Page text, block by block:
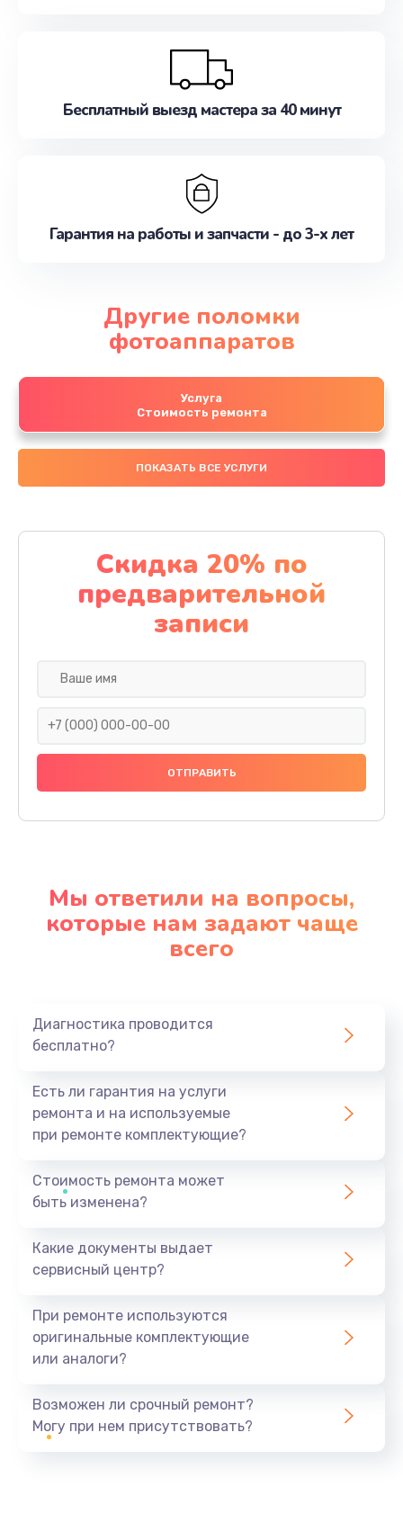
Бесплатный выезд мастера за 40 минут
Гарантия на работы и запчасти - до 3-х лет
Другие поломки
фотоаппаратов
Услуга
Стоимость ремонта
ПОКАЗАТЬ ВСЕ УСЛУГИ
Скидка 20% по
предварительной
записи
Мы ответили на вопросы,
которые нам задают чаще
всего
Диагностика проводится
бесплатно?
Есть ли гарантия на услуги
ремонта и на используемые
при ремонте комплектующие?
Стоимость ремонта может
быть изменена?
Какие документы выдает
сервисный центр?
При ремонте используются
оригинальные комплектующие
или аналоги?
Возможен ли срочный ремонт?
Могу при нем присутствовать?